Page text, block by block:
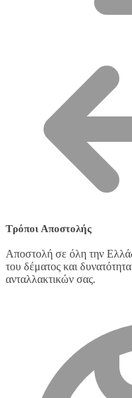
Τρόποι Αποστολής
Αποστολή σε όλη την
του δέματος και
ανταλλακτικών σας.